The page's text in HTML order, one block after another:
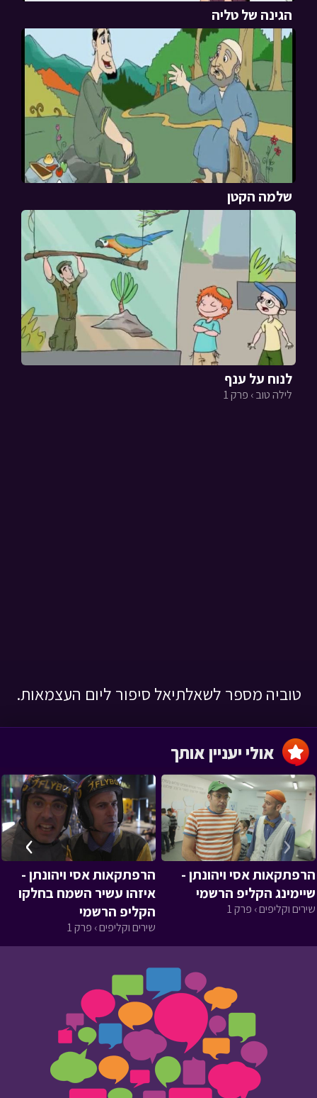
הגינה של טליה
שלמה הקטן
לנוח על ענף
לילה טוב › פרק 1
טוביה מספר לשאלתיאל סיפור ליום העצמאות.
הרפתקאות אסי ויהונתן -
שיימינג הקליפ הרשמי
שירים וקליפים › פרק 1
הרפתקאות אסי ויהונתן -
איזהו עשיר השמח בחלקו
הקליפ הרשמי
שירים וקליפים › פרק 1
‹
›